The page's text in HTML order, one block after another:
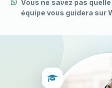
Vous ne savez pas
équipe vous guidera sur